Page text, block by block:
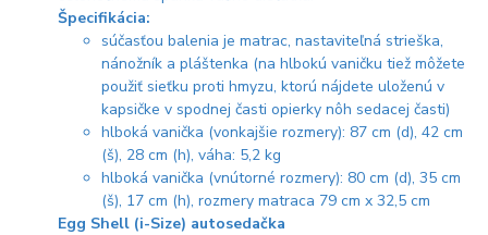
Špecifikácia:
súčasťou balenia je matrac, nastaviteľná strieška,
nánožník a pláštenka (na hlbokú vaničku tiež môžete
použiť sieťku proti hmyzu, ktorú nájdete uloženú v
kapsičke v spodnej časti opierky nôh sedacej časti)
hlboká vanička (vonkajšie rozmery): 87 cm (d), 42 cm
(š), 28 cm (h), váha: 5,2 kg
hlboká vanička (vnútorné rozmery): 80 cm (d), 35 cm
(š), 17 cm (h), rozmery matraca 79 cm x 32,5 cm
Egg Shell (i-Size) autosedačka